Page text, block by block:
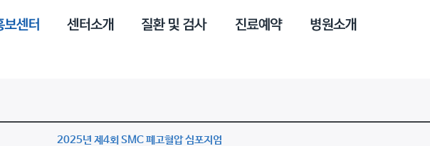
2025년 제4회 SMC 폐고혈압 심포지엄